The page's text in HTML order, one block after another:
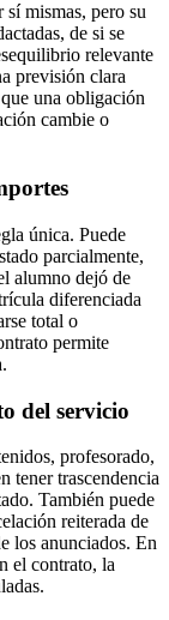
sí mismas, pero su
de si se
relevante
previsión clara
una obligación
cambie o
única. Puede
parcialmente,
alumno dejó de
diferenciada
total o
permite
del servicio
profesorado,
tener trascendencia
También puede
reiterada de
los anunciados. En
el contrato, la